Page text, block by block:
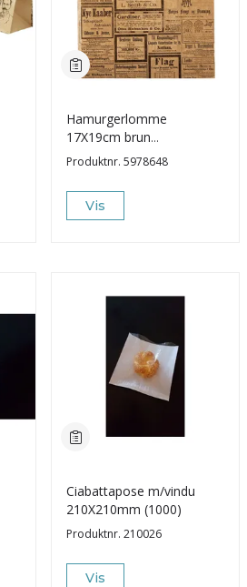
Hamurgerlomme
17X19cm brun
avistrykk(1000)
Produktnr. 5978648
Vis
Ciabattapose m/vindu
210X210mm (1000)
Produktnr. 210026
Vis